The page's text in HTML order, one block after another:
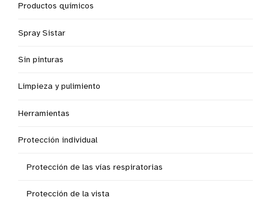
Productos químicos
Spray Sistar
Sin pinturas
Limpieza y pulimiento
Herramientas
Protección individual
Protección de las vías respiratorias
Protección de la vista